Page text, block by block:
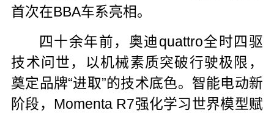
首次在BBA车系亮相。
四十余年前，奥迪quattro全时四驱
技术问世，以机械素质突破行驶极限，
奠定品牌“进取”的技术底色。智能电动新
阶段，Momenta R7强化学习世界模型赋